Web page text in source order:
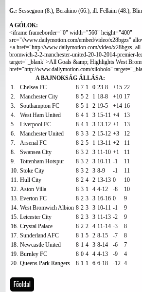
G.: Sessegnon (8.), Berahino (66.), ill. Fellaini (48.),
A GÓLOK:
<iframe frameborder="0" width="560" height="400"
src="//www.dailymotion.com/embed/video/x28bgzs"
<a href="http://www.dailymotion.com/video/
bromwich-2-2-manchester-united-20-10-2014-premier-
target="_blank">All Goals &amp; Highlights West
href="http://www.dailymotion.com/xilobolo"
A BAJNOKSÁG ÁLLÁSA:
1.
Chelsea FC 8 7 1 0 23-8 +15 22
2.
Manchester City 8 5 2 1 18-8 +10 17
3.
Southampton FC 8 5 1 2 19-5 +14 16
4.
West Ham United 8 4 1 3 15-11 +4
13
5.
Liverpool FC 8 4 1 3 13-12 +1
13
6.
Manchester United 8 3 3 2 15-12 +3
12
7.
Arsenal FC 8 2 5 1 13-11 +2
11
8.
Swansea City 8 3 2 3 11-10 +1
11
9.
Tottenham Hotspur 8 3 2 3 10-11 -1
11
10. Stoke City 8 3 2 3 8-9 -1
11
11. Hull City 8 2 4 2 13-13 0
10
12. Aston Villa 8 3 1 4 4-12 -8
10
13. Everton FC 8 2 3 3 16-16 0
9
14. West Bromwich Albion 8 2 3 3 10-11 -1
9
15. Leicester City 8 2 3 3 11-13 -2
9
16. Crystal Palace 8 2 2 4 11-14 -3
8
17. Sunderland AFC 8 1 5 2 8-15 -7
8
18. Newcastle United 8 1 4 3 8-14 -6
7
19. Burnley FC 8 0 4 4 4-13 -9
4
20. Queens Park Rangers 8 1 1 6 6-18 -12 4
Főoldal